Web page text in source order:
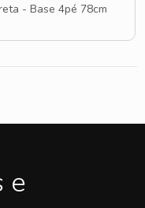
- Base 4pé 78cm
e